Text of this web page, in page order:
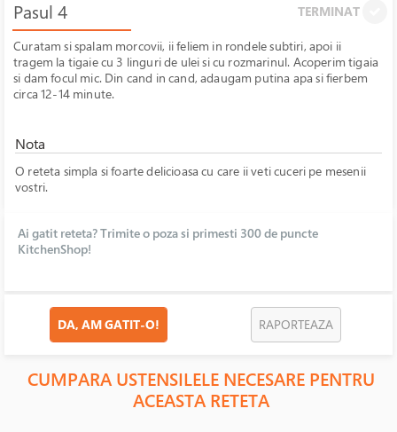
Pasul 4 TERMINAT
Curatam si spalam morcovii, ii feliem in rondele subtiri, apoi ii
tragem la tigaie cu 3 linguri de ulei si cu rozmarinul. Acoperim tigaia
si dam focul mic. Din cand in cand, adaugam putina apa si fierbem
circa 12-14 minute.
Nota
O reteta simpla si foarte delicioasa cu care ii veti cuceri pe mesenii
vostri.
Ai gatit reteta? Trimite o poza si primesti 300 de puncte
KitchenShop!
DA, AM GATIT-O! RAPORTEAZA
CUMPARA USTENSILELE NECESARE PENTRU
ACEASTA RETETA